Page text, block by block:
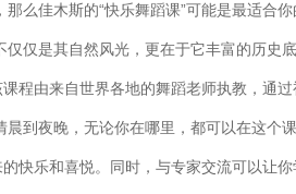
么佳木斯的“快乐舞蹈课”可能是最适合
仅是其自然风光，更在于它丰富的历史底
程由来自世界各地的舞蹈老师执教，通
到夜晚，无论你在哪里，都可以在这个
快乐和喜悦。同时，与专家交流可以让